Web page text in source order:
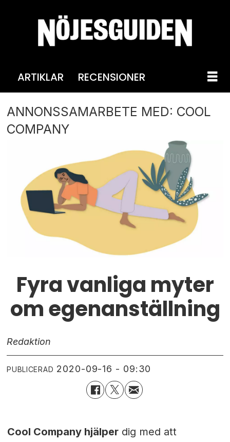
ARTIKLAR RECENSIONER
ANNONSSAMARBETE MED: COOL
COMPANY
Fyra vanliga myter
om egenanställning
Redaktion
PUBLICERAD 2020-09-16 - 09:30
Cool Company hjälperdig med att